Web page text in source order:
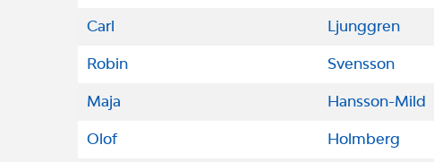
Carl Ljunggren
Robin Svensson
Maja Hansson-Mild
Olof Holmberg